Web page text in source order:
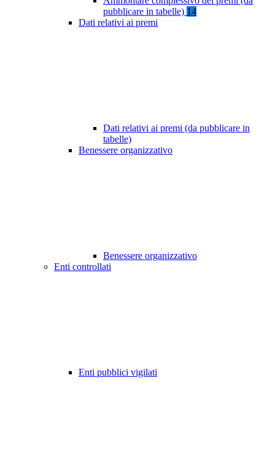
pubblicare in tabelle) 14
Dati relativi ai premi
Dati relativi ai premi (da pubblicare in
tabelle)
Benessere organizzativo
Benessere organizzativo
Enti controllati
Enti pubblici vigilati